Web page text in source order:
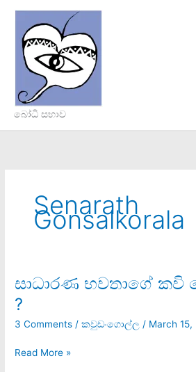
content
බෝධි සභාව
Senarath
Gonsalkorala
සාධාරණ භවතාගේ කවි
?
3 Comments /කවුඩංගොල්ල / March 15,
සාධාරණ
කවි
පොදියේ
?
Read More »